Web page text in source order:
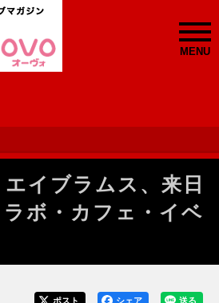
MENU
イブラムス、来日
ボ・カフェ・イベ
送る
シェア
ポスト